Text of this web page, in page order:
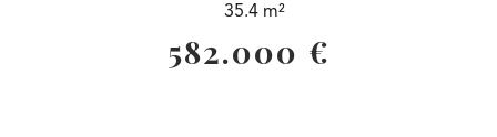
35.4 m²
582.000 €